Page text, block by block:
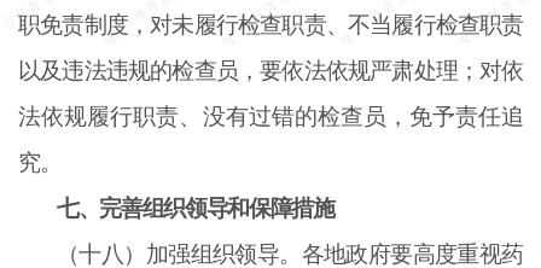
职免责制度，对未履行检查职责、不当履行检查职责
以及违法违规的检查员，要依法依规严肃处理；对依
法依规履行职责、没有过错的检查员，免予责任追
究。
七、完善组织领导和保障措施
（十八）加强组织领导。各地政府要高度重视药